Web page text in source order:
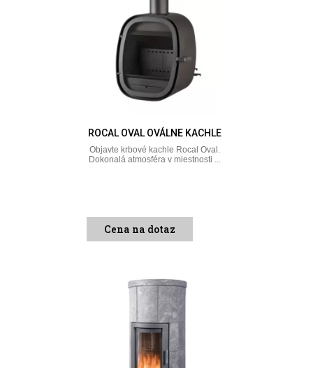
ROCAL OVAL OVÁLNE KACHLE
Objavte krbové kachle Rocal Oval.
Dokonalá atmosféra v miestnosti ...
Cena na dotaz